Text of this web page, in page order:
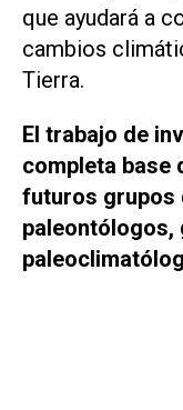
que ayudará a
cambios
Tierra.
El trabajo de
completa base
futuros grupos
paleontólogos,